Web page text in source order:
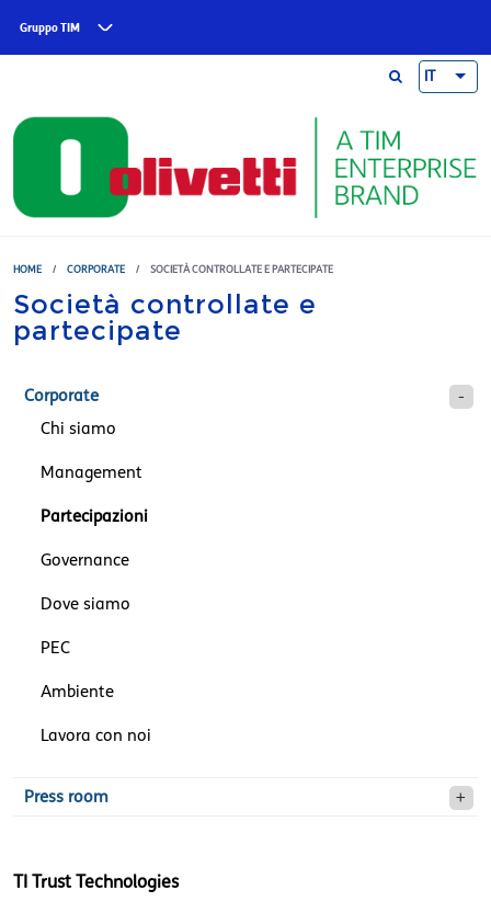
Gruppo TIM
IT
HOME / CORPORATE / SOCIETÀ CONTROLLATE E PARTECIPATE
Società controllate e
partecipate
Corporate
Chi siamo
Management
Partecipazioni
Governance
Dove siamo
PEC
Ambiente
Lavora con noi
Press room
TI Trust Technologies